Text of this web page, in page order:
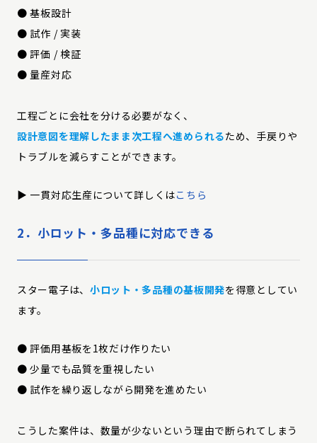
● 基板設計
● 試作 / 実装
● 評価 / 検証
● 量産対応
工程ごとに会社を分ける必要がなく、
設計意図を理解したまま次工程へ進められるため、手戻りや
トラブルを減らすことができます。
▶︎ 一貫対応生産について詳しくはこちら
2．小ロット・多品種に対応できる
スター電子は、 小ロット・多品種の基板開発を得意としてい
ます。
● 評価用基板を1枚だけ作りたい
● 少量でも品質を重視したい
● 試作を繰り返しながら開発を進めたい
こうした案件は、数量が少ないという理由で断られてしまう